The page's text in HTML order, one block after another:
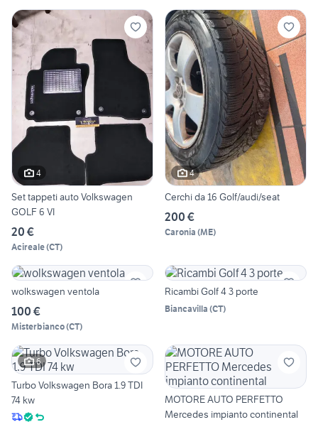
4
Set tappeti auto Volkswagen
GOLF 6 VI
20 €
Acireale(CT)
4
Cerchi da 16 Golf/audi/seat
200 €
Caronia (ME)
wolkswagen ventola
100 €
Misterbianco(CT)
Ricambi Golf 4 3 porte
Biancavilla (CT)
6
Turbo Volkswagen Bora 1.9 TDI
74 kw
MOTORE AUTO PERFETTO
Mercedes impianto continental